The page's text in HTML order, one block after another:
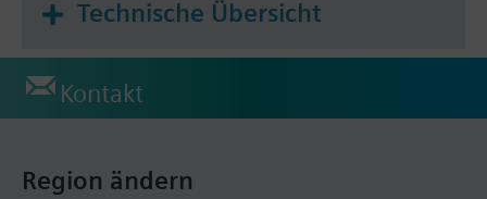
Technische Übersicht
Kontakt
Region ändern